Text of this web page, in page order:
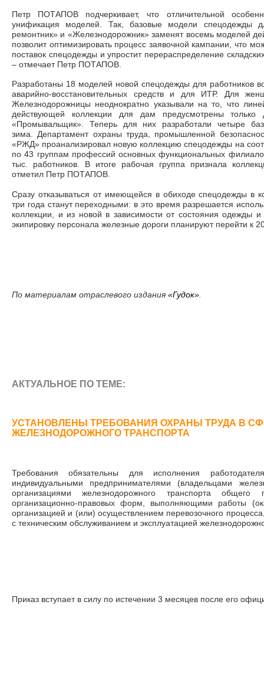
Петр ПОТАПОВ подчеркивает, что отличительной
унификация моделей. Так, базовые модели спецодежды
ремонтник» и «Железнодорожник» заменят восемь моделей
позволит оптимизировать процесс заявочной кампании, что
поставок спецодежды и упростит перераспределение
– отмечает Петр ПОТАПОВ.
Разработаны 18 моделей новой спецодежды для работников
аварийно-восстановительных средств и для ИТР. Для
Железнодорожницы неоднократно указывали на то, что
действующей коллекции для дам предусмотрены только
«Промывальщик». Теперь для них разработали четыре
зима. Департамент охраны труда, промышленной
«РЖД» проанализировал новую коллекцию спецодежды на
по 43 группам профессий основных функциональных
тыс. работников. В итоге рабочая группа признала
отметил Петр ПОТАПОВ.
Сразу отказываться от имеющейся в обиходе спецодежды в
три года станут переходными: в это время разрешается
коллекции, и из новой в зависимости от состояния одежды
экипировку персонала железные дороги планируют перейти к
По материалам отраслевого издания «Гудок».
АКТУАЛЬНОЕ ПО ТЕМЕ:
УСТАНОВЛЕНЫ ТРЕБОВАНИЯ ОХРАНЫ ТРУДА В
ЖЕЛЕЗНОДОРОЖНОГО ТРАНСПОРТА
Требования обязательны для исполнения
индивидуальными предпринимателями (владельцами
организациями железнодорожного транспорта
организационно-правовых форм, выполняющими работы
организацией и (или) осуществлением перевозочного
с техническим обслуживанием и эксплуатацией
Приказ вступает в силу по истечении 3 месяцев после его